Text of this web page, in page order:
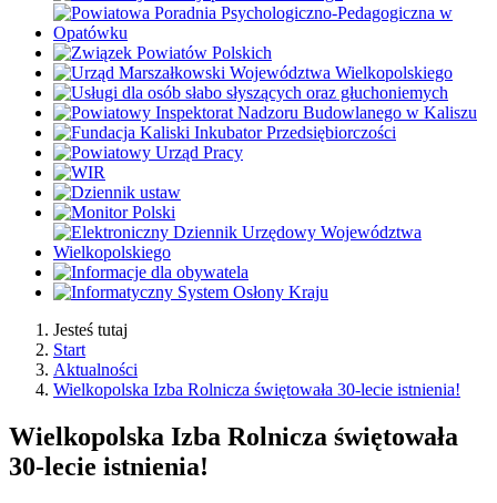
Jesteś tutaj
Start
Aktualności
Wielkopolska Izba Rolnicza świętowała 30-lecie istnienia!
Wielkopolska Izba Rolnicza świętowała
30-lecie istnienia!